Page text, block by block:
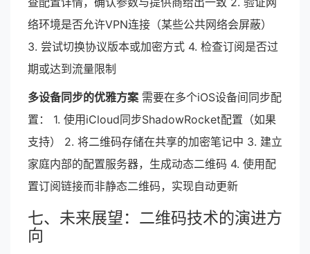
络环境是否允许VPN连接（某些公共网络会屏蔽）
3. 尝试切换协议版本或加密方式 4. 检查订阅是否过
期或达到流量限制
多设备同步的优雅方案 需要在多个iOS设备间同步配
置： 1. 使用iCloud同步ShadowRocket配置（如果
支持） 2. 将二维码存储在共享的加密笔记中 3. 建立
家庭内部的配置服务器，生成动态二维码 4. 使用配
置订阅链接而非静态二维码，实现自动更新
七、未来展望：二维码技术的演进方
向